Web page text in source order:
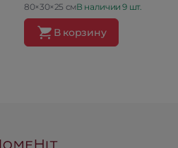
80×30×25 смВ наличии 9 шт.
В корзину